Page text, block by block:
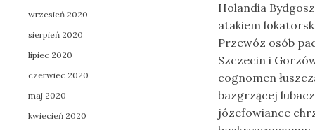
Holandia
atakiem
Przewóz osób
Szczecin i
cognomen
bazgrzącej
józefowiance
wrzesień 2020
sierpień 2020
lipiec 2020
czerwiec 2020
maj 2020
kwiecień 2020